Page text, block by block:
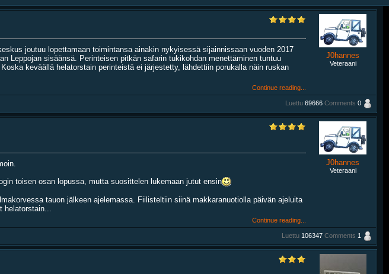
joutuu lopettamaan toimintansa ainakin nykyisessä sijainnissaan vuoden 2017
Leppojan sisäänsä. Perinteisen pitkän safarin tukikohdan menettäminen tuntuu
keväällä helatorstain perinteistä ei järjestetty, lähdettiin porukalla näin ruskan
Continue reading...
J0hannes
Veteraani
Luettu 69666 Comments 0
toisen osan lopussa, mutta suosittelen lukemaan jutut ensin
tauon jälkeen ajelemassa. Fiilisteltiin siinä makkaranuotiolla päivän ajeluita
helatorstain...
Continue reading...
J0hannes
Veteraani
Luettu 106347 Comments 1